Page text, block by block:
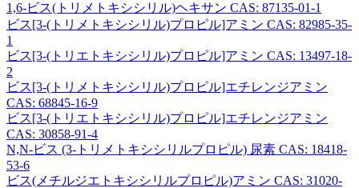
1,6-ビス(トリメトキシシリル)ヘキサン CAS: 87135-01-1
ビス[3-(トリメトキシシリル)プロピル]アミン CAS: 82985-35-
1
ビス[3-(トリエトキシシリル)プロピル]アミン CAS: 13497-18-
2
ビス[3-(トリメトキシシリル)プロピル]エチレンジアミン
CAS: 68845-16-9
ビス[3-(トリエトキシシリル)プロピル]エチレンジアミン
CAS: 30858-91-4
N,N-ビス (3-トリメトキシシリルプロピル) 尿素 CAS: 18418-
53-6
ビス(メチルジエトキシシリルプロピル)アミン CAS: 31020-